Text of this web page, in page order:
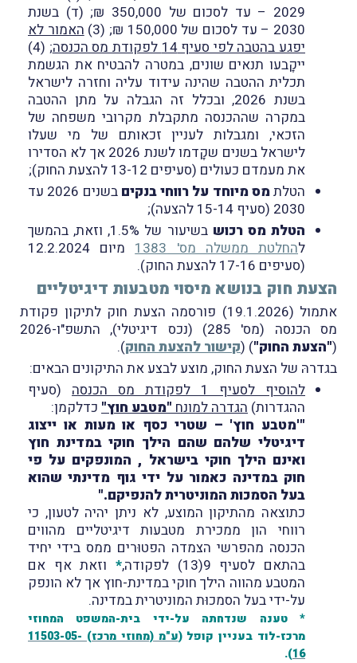
2029 – עד לסכום של 350,000 ₪; (ד) בשנת
2030 – עד לסכום של 150,000 ₪; (3)
האמור לא
יפגע בהטבה לפי סעיף 14 לפקודת מס הכנסה
; (4)
ייקָבעו תנאים שונים, במטרה להבטיח את הגשמת
תכלית ההטבה שהינה עידוד עליה וחזרה לישראל
בשנת 2026, ובכלל זה הגבלה על מתן ההטבה
במקרה שההכנסה מתקבלת מקרובי משפחה של
הזכאי, ומגבלות לעניין זכאותם של מי שעלו
לישראל בשנים שקָדמו לשנת 2026 אך לא הסדירו
את מעמדם כעולים (סעיפים 13-12 להצעת החוק);
הטלתמס מיוחד על רווחי בנקים
בשנים 2026 עד
2030 (סעיף 15-14 להצעה);
הטלת מס רכוש
בשיעור של 1.5%, וזאת, בהמשך
להחלטת ממשלה מס' 1383
מיום 12.2.2024
(סעיפים 17-16 להצעת החוק).
הצעת חוק בנושא מיסוי מטבעות דיגיטליים
אתמול (19.1.2026) פורסמה הצעת חוק לתיקון פקודת
מס הכנסה (מס' 285) (נכס דיגיטלי), התשפ"ו-2026
("הצעת החוק") (קישור להצעת החוק).
בגדרהּ של הצעת החוק, מוצע לבצע את התיקונים הבאים:
להוסיף לסעיף 1 לפקודת מס הכנסה
(סעיף
ההגדרות) הגדרה למונח "מטבע חוץ" כדלקמן:
"'מטבע חוץ' – שטרי כסף או מעות או ייצוג
דיגיטלי שלהם שהם הילך חוקי במדינת חוץ
ואינם הילך חוקי בישראל , המונפקים על פי
חוק במדינה כאמור על ידי גוף מדינתי שהוא
בעל הסמכות המוניטרית להנפיקם."
כתוצאה מהתיקון המוצע, לא ניתן יהיה לטעון, כי
רווחי הון ממכירת מטבעות דיגיטליים מהווים
הכנסה מהפרשי הצמדה הפטוּרים ממס בידי יחיד
בהתאם לסעיף 9(13) לפקודה,
* וזאת אף אם
המטבע מהווה הילך חוקי במדינת-חוץ אך לא הונפק
על-ידי בעל הסמכוּת המוניטרית במדינה.
* טענה שנדחתה על-ידי בית-המשפט המחוזי
מרכז-לוד בעניין קופל (
ע"מ (מחוזי מרכז) 11503-05-
16
).